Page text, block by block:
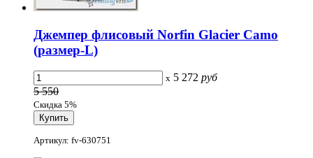
Джемпер флисовый Norfin Glacier Camo
(размер-L)
x 5 272 руб
5 550
Скидка 5%
Артикул: fv-630751